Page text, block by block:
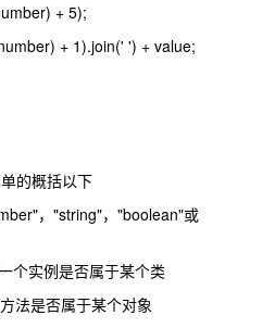
+ 5);
+ 1).join(' ') + value;
的概括以下
，"string"，"boolean"或
个实例是否属于某个类
法是否属于某个对象